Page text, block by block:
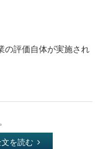
の評価自体が実施され
を読む